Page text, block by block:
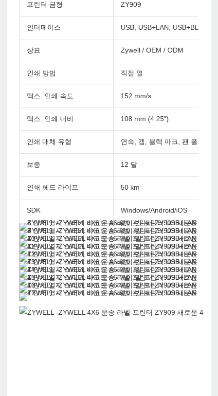
프린터 금형 ZY909
인터페이스 USB, USB+LAN,
상표 Zywell / OEM / ODM
인쇄 방법 직접 열
맥스. 인쇄 속도 152 mm/s
맥스. 인쇄 너비 108 mm (4.25")
인쇄 매체 유형 연속, 갭, 블랙 마크, 팬 폴드 및
보증 12 달
인쇄 헤드 라이프 50 km
SDK Windows/Android/iOS